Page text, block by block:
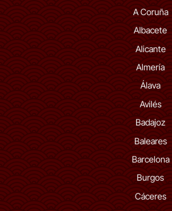
A Coruña
Albacete
Alicante
Almería
Álava
Avilés
Badajoz
Baleares
Barcelona
Burgos
Cáceres